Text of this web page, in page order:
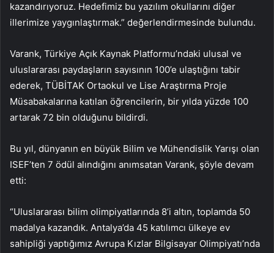
kazandırıyoruz. Hedefimiz bu yazılım okullarını diğer
illerimize yaygınlaştırmak.” değerlendirmesinde bulundu.
Varank, Türkiye Açık Kaynak Platformu’ndaki ulusal ve
uluslararası paydaşların sayısının 100’e ulaştığını tabir
ederek, TÜBİTAK Ortaokul ve Lise Araştırma Proje
Müsabakalarına katılan öğrencilerin, bir yılda yüzde 100
artarak 72 bin olduğunu bildirdi.
Bu yıl, dünyanın en büyük Bilim ve Mühendislik Yarışı olan
ISEF’ten 7 ödül alındığını anımsatan Varank, şöyle devam
etti:
“Uluslararası bilim olimpiyatlarında 8’i altın, toplamda 50
madalya kazandık. Antalya’da 45 katılımcı ülkeye ev
sahipliği yaptığımız Avrupa Kızlar Bilgisayar Olimpiyatı’nda